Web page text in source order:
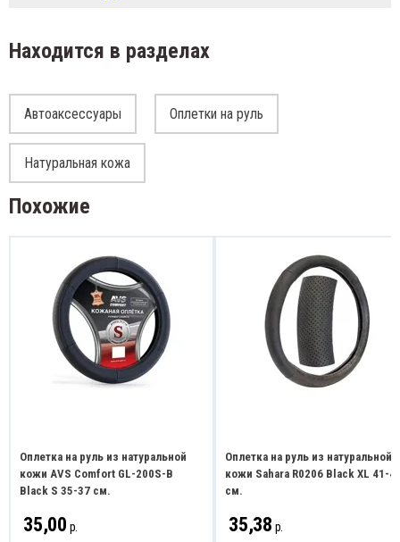
Находится в разделах
Автоаксессуары Оплетки на руль
Натуральная кожа
Похожие
Оплетка на руль из натуральной
кожи AVS Comfort GL-200S-B
Black S 35-37 см.
35,00 р.
Оплетка на руль из натуральной
кожи Sahara R0206 Black XL 41-
см.
35,38 р.